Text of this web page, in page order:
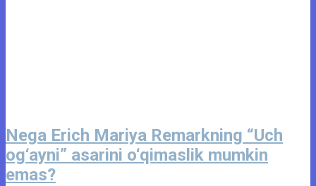
Nega Erich Mariya Remarkning “Uch
og‘ayni” asarini o‘qimaslik mumkin
emas?